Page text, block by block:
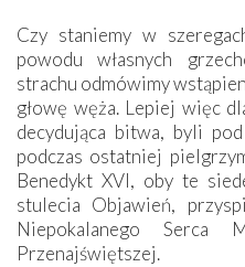
Czy staniemy w
powodu własnych
strachu odmówimy
głowę węża. Lepiej więc
decydująca bitwa, byli
podczas ostatniej
Benedykt XVI, oby te
stulecia Objawień,
Niepokalanego
Przenajświętszej.